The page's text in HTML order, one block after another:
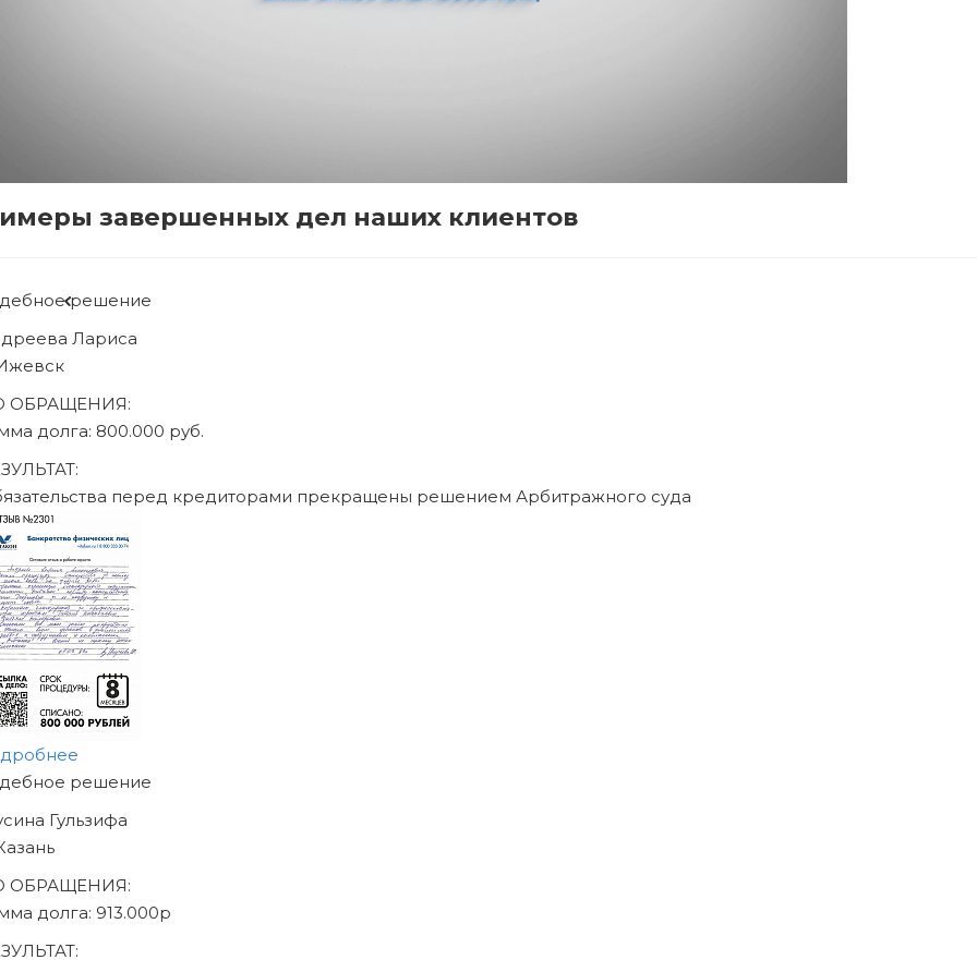
завершенных дел наших клиентов
решение
Людмила
Ижевск
ОБРАЩЕНИЯ:
долга: 470.000 руб.
перед кредиторами прекращены решением Арбитражного суда
ИЗБАВЛЯТЬСЯ
ДОЛГОВ
СЕГОДНЯ!
на консультацию